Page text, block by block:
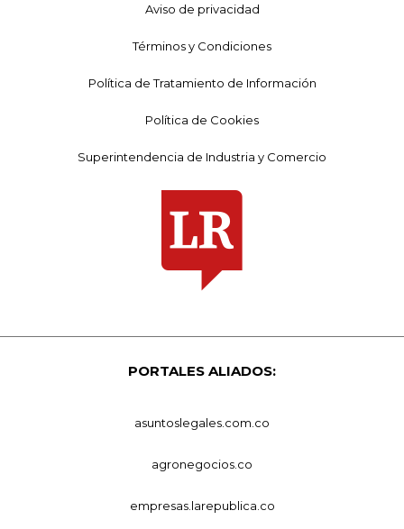
Aviso de privacidad
Términos y Condiciones
Política de Tratamiento de Información
Política de Cookies
Superintendencia de Industria y Comercio
PORTALES ALIADOS:
asuntoslegales.com.co
agronegocios.co
empresas.larepublica.co